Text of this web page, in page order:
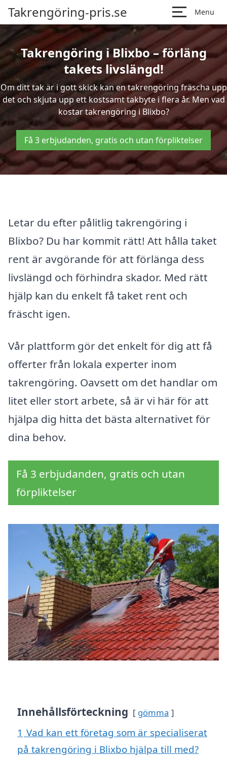
Takrengöring-pris.se Menu
Takrengöring i Blixbo – förläng
takets livslängd!
Om ditt tak är i gott skick kan en takrengöring fräscha upp
det och skjuta upp ett kostsamt takbyte i flera år. Men vad
kostar takrengöring i Blixbo?
Få 3 erbjudanden, gratis och utan förpliktelser
Letar du efter pålitlig takrengöring i
Blixbo? Du har kommit rätt! Att hålla taket
rent är avgörande för att förlänga dess
livslängd och förhindra skador. Med rätt
hjälp kan du enkelt få taket rent och
fräscht igen.
Vår plattform gör det enkelt för dig att få
offerter från lokala experter inom
takrengöring. Oavsett om det handlar om
litet eller stort arbete, så är vi här för att
hjälpa dig hitta det bästa alternativet för
dina behov.
Få 3 erbjudanden, gratis och utan
förpliktelser
Innehållsförteckning gömma
1 Vad kan ett företag som är specialiserat
på takrengöring i Blixbo hjälpa till med?